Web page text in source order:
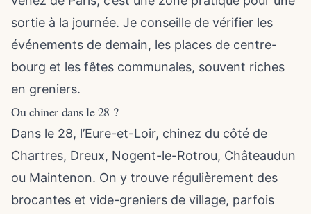
sortie à la journée. Je conseille de vérifier les
événements de demain, les places de centre-
bourg et les fêtes communales, souvent riches
en greniers.
Ou chiner dans le 28 ?
Dans le 28, l’Eure-et-Loir, chinez du côté de
Chartres, Dreux, Nogent-le-Rotrou, Châteaudun
ou Maintenon. On y trouve régulièrement des
brocantes et vide-greniers de village, parfois